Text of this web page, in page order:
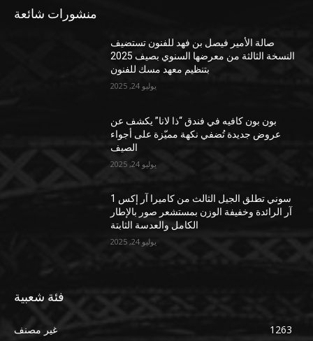
منشورات شائعة
صالة الأمير فيصل بن فهد للفنون تستضيف
النسخة الثالثة من معرضها السنوي بصيف 2025
بتنظيم معهد مسك للفنون
يوليو 24, 2025
بون بون كافيه في فندق “ذا لانا” يكشف عن
عروض جديدة تُضفي نكهة مميّزة على أجواء
الصيف
يوليو 24, 2025
سوني تطلق الجيل الثالث من كاميرا آر إكس 1
آر الرائدة وخفيفة الوزن بمستشعر صور بالإطار
الكامل والعدسة الثابتة
يوليو 24, 2025
فئة شعبية
غير مصنف
1263